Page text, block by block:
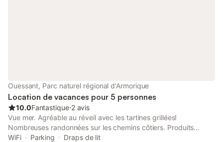
Ouessant, Parc naturel régional d'Armorique
Location de vacances pour 5 personnes
10.0Fantastique⋅2 avis
Vue mer. Agréable au réveil avec les tartines grillées!
Nombreuses randonnées sur les chemins côtiers. Produits
locaux, poissons frais, légumes bios et fromages fabriqués sur
WiFi Parking
Draps de lit